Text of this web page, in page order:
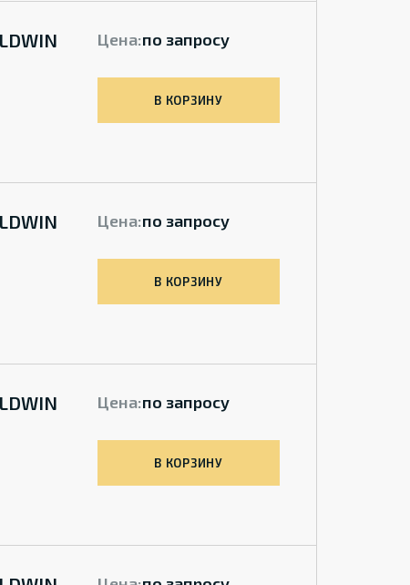
Цена:по запросу
В КОРЗИНУ
Цена:по запросу
В КОРЗИНУ
Цена:по запросу
В КОРЗИНУ